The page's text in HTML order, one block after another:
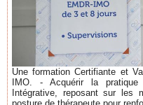
Une formation Certifiante et
IMO. - Acquérir la
Intégrative, reposant sur les